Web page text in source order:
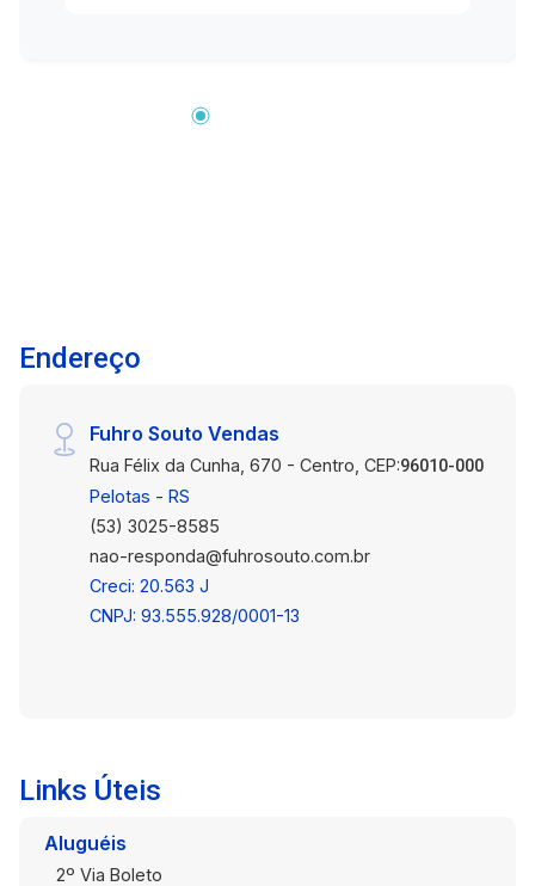
para relaxar junto à lareira em noites
Qualidade: Detalhes cuidadosamente
selecionados e acabamentos luxuosos em toda
e proteção para você e sua família em um
condomínio fechado de alto padrão.
#altopadrao#
Endereço
Fuhro Souto Vendas
Rua Félix da Cunha, 670 - Centro, CEP:96010-000
Pelotas - RS
(53) 3025-8585
nao-responda@fuhrosouto.com.br
Creci: 20.563 J
CNPJ: 93.555.928/0001-13
Links Úteis
Aluguéis
2º Via Boleto